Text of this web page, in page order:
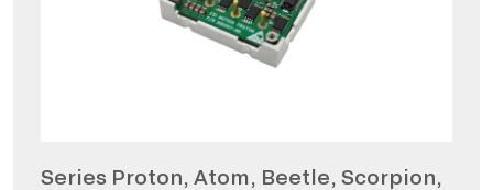
Series Proton, Atom, Beetle, Scorpion,